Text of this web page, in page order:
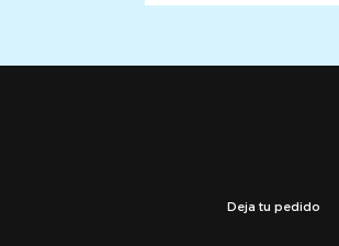
Deja tu pedido